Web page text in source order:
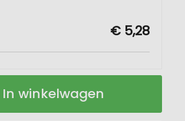
€ 5,28
In winkelwagen